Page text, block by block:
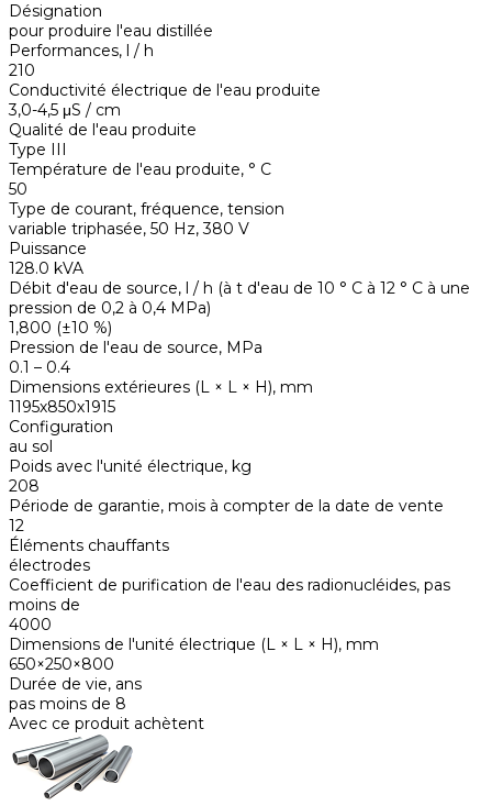
Désignation
pour produire l'eau distillée
Performances, l / h
210
Conductivité électrique de l'eau produite
3,0-4,5 μS / cm
Qualité de l'eau produite
Type III
Température de l'eau produite, ° С
50
Type de courant, fréquence, tension
variable triphasée, 50 Hz, 380 V
Puissance
128.0 kVA
Débit d'eau de source, l / h (à t d'eau de 10 ° С à 12 ° С à une
pression de 0,2 à 0,4 MPa)
1,800 (±10 %)
Pression de l'eau de source, MPa
0.1 – 0.4
Dimensions extérieures (L × L × H), mm
1195х850х1915
Configuration
au sol
Poids avec l'unité électrique, kg
208
Période de garantie, mois à compter de la date de vente
12
Éléments chauffants
électrodes
Coefficient de purification de l'eau des radionucléides, pas
moins de
4000
Dimensions de l'unité électrique (L × L × H), mm
650×250×800
Durée de vie, ans
pas moins de 8
Avec ce produit achètent